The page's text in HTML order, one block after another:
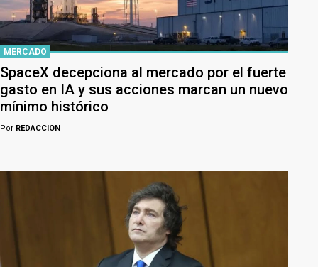
MERCADO
SpaceX decepciona al mercado por el fuerte
gasto en IA y sus acciones marcan un nuevo
mínimo histórico
Por REDACCION